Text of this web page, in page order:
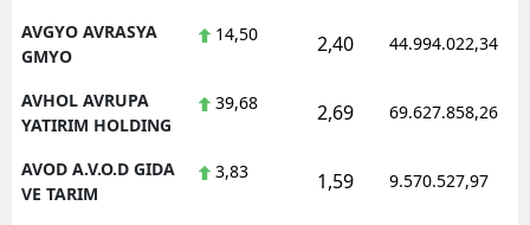
AVGYO AVRASYA
GMYO
14,50 2,40 44.994.022,34
AVHOL AVRUPA
YATIRIM HOLDING
39,68 2,69 69.627.858,26
AVOD A.V.O.D GIDA
VE TARIM
3,83 1,59 9.570.527,97